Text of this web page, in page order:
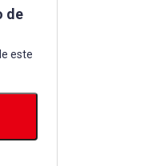
de
este